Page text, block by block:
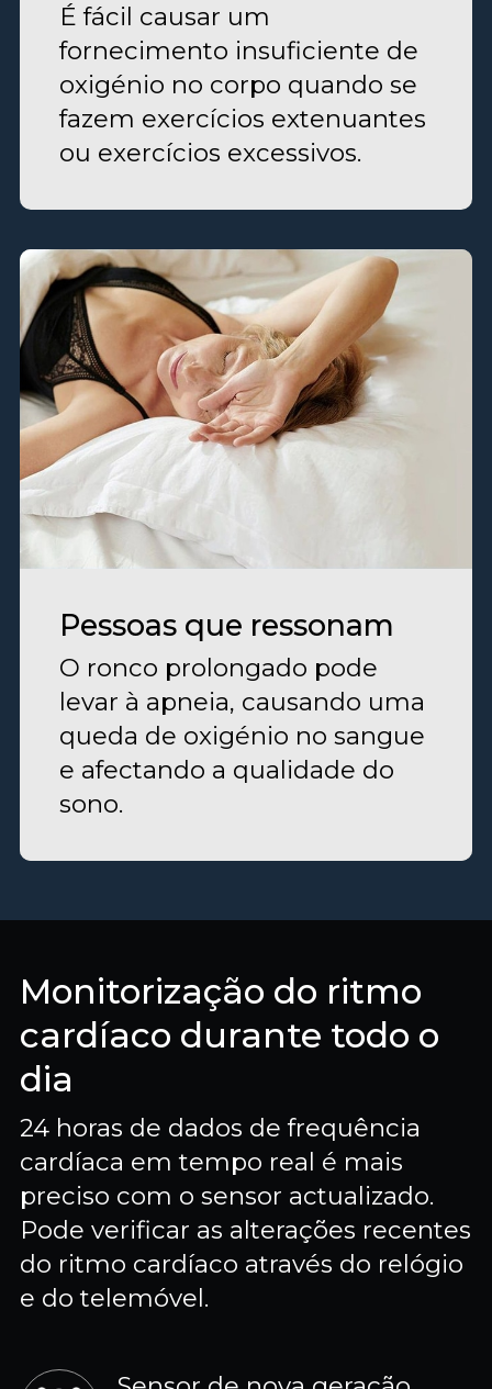
É fácil causar um
fornecimento insuficiente de
oxigénio no corpo quando se
fazem exercícios extenuantes
ou exercícios excessivos.
Pessoas que ressonam
O ronco prolongado pode
levar à apneia, causando uma
queda de oxigénio no sangue
e afectando a qualidade do
sono.
Monitorização do ritmo
cardíaco durante todo o
dia
24 horas de dados de frequência
cardíaca em tempo real é mais
preciso com o sensor actualizado.
Pode verificar as alterações recentes
do ritmo cardíaco através do relógio
e do telemóvel.